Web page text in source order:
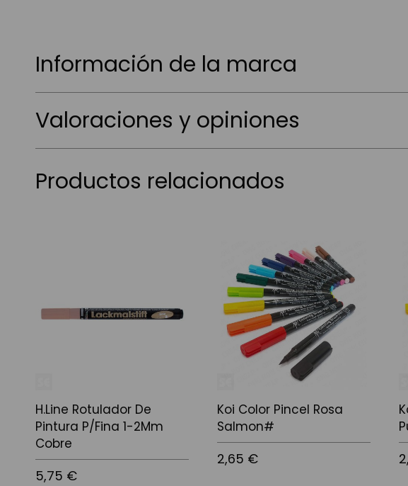
Información de la marca
Valoraciones y opiniones
Productos relacionados
H.Line Rotulador De
Pintura P/Fina 1-2Mm
Cobre
5,75 €
Koi Color Pincel Rosa
Salmon#
2,65 €